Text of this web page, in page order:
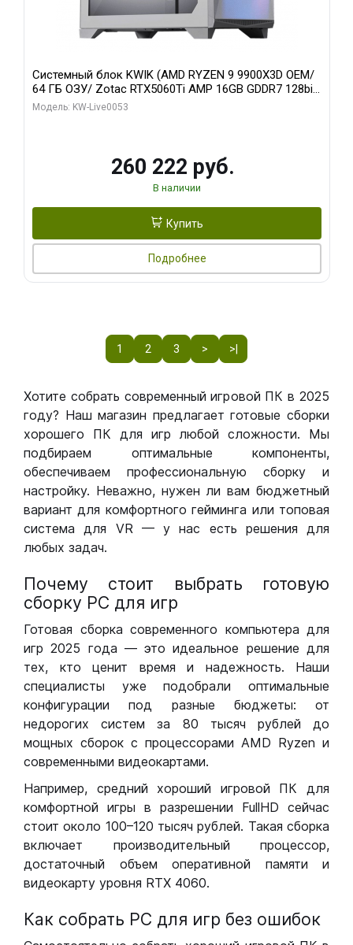
Системный блок KWIK (AMD RYZEN 9 9900X3D OEM/
64 ГБ ОЗУ/ Zotac RTX5060Ti AMP 16GB GDDR7 128bit
3xDP HDMI 2FAN/ 960 ГБ SSD)
Модель: KW-Live0053
260 222 руб.
В наличии
Купить
Подробнее
1 2 3 > >|
Хотите собрать современный игровой ПК в 2025
году? Наш магазин предлагает готовые сборки
хорошего ПК для игр любой сложности. Мы
подбираем оптимальные компоненты,
обеспечиваем профессиональную сборку и
настройку. Неважно, нужен ли вам бюджетный
вариант для комфортного гейминга или топовая
система для VR — у нас есть решения для
любых задач.
Почему стоит выбрать готовую
сборку РС для игр
Готовая сборка современного компьютера для
игр 2025 года — это идеальное решение для
тех, кто ценит время и надежность. Наши
специалисты уже подобрали оптимальные
конфигурации под разные бюджеты: от
недорогих систем за 80 тысяч рублей до
мощных сборок с процессорами AMD Ryzen и
современными видеокартами.
Например, средний хороший игровой ПК для
комфортной игры в разрешении FullHD сейчас
стоит около 100–120 тысяч рублей. Такая сборка
включает производительный процессор,
достаточный объем оперативной памяти и
видеокарту уровня RTX 4060.
Как собрать РС для игр без ошибок